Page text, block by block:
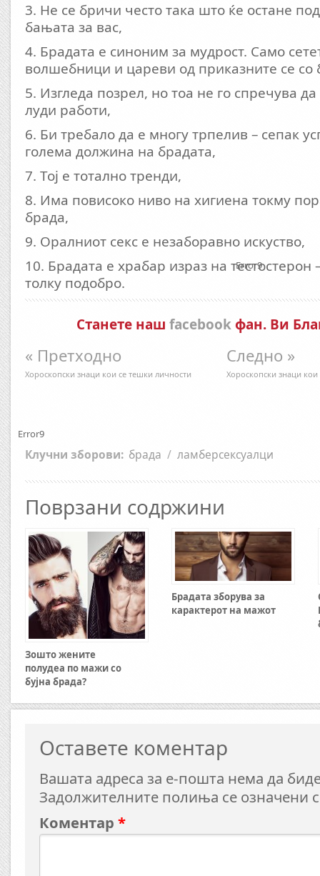
3. Не се бричи често така што ќе остане
бањата за вас,
4. Брадата е синоним за мудрост. Само
волшебници и цареви од приказните се со
5. Изгледа позрел, но тоа не го спречува
луди работи,
6. Би требало да е многу трпелив – сепак
голема должина на брадата,
7. Тој е тотално тренди,
8. Има повисоко ниво на хигиена токму
брада,
9. Оралниот секс е незаборавно искуство,
10. Брадата е храбар израз на тестостерон
толку подобро.
Станете наш facebookфан. Ви
« Претходно
Хороскопски знаци кои се тешки личности
Следно »
Хороскопски знаци
Error9
Error9
Клучни зборови: брада / ламберсексуалци
Поврзани содржини
Зошто жените
полудеа по мажи со
бујна брада?
Брадата зборува за
карактерот на мажот
Оставете коментар
Вашата адреса за е-пошта нема да
Задолжителните полиња се означени
Коментар *